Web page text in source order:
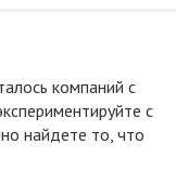
компаний с
с
найдете то, что